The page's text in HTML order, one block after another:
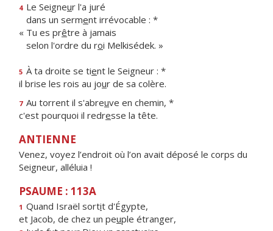
4 Le Seigneur l'a juré
dans un serment irrévocable : *
« Tu es prêtre à jamais
selon l'ordre du roi Melkisédek. »
5 À ta droite se tient le Seigneur : *
il brise les rois au jour de sa colère.
7 Au torrent il s'abreuve en chemin, *
c'est pourquoi il redresse la tête.
ANTIENNE
Venez, voyez l’endroit où l’on avait déposé le corps du
Seigneur, alléluia !
PSAUME : 113A
1 Quand Israël sortit d'Égypte,
et Jacob, de chez un peuple étranger,